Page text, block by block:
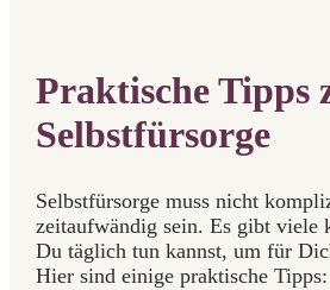
Praktische Tipps
Selbstfürsorge
Selbstfürsorge muss nicht
zeitaufwändig sein. Es gibt viele
Du täglich tun kannst, um für
Hier sind einige praktische Tipps: